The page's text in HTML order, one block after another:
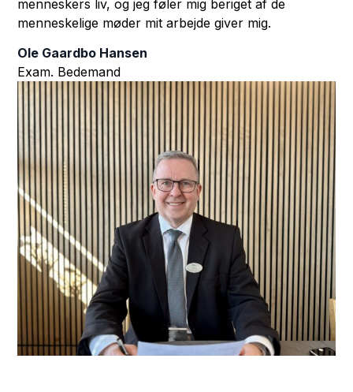
menneskers liv, og jeg føler mig beriget af de
menneskelige møder mit arbejde giver mig.
Ole Gaardbo Hansen
Exam. Bedemand